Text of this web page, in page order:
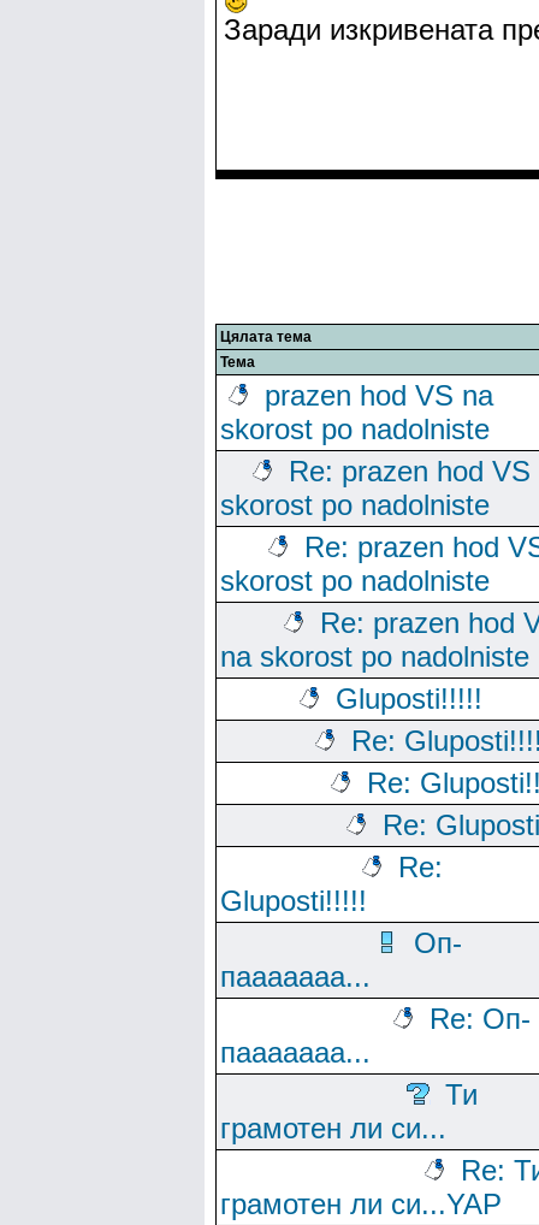
Заради изкривената
Цялата тема
Тема
prazen hod VS na
skorost po nadolniste
Re: prazen hod VS
skorost po nadolniste
Re: prazen hod
skorost po nadolniste
Re: prazen hod
na skorost po nadolniste
Gluposti!!!!!
Re:
Re:
Re:
Re:
Gluposti!!!!!
Оп-
пааааааа...
Re: Оп-
пааааааа...
Ти
грамотен ли си...
Re:
грамотен ли си...YAP